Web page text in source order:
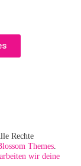
Rechte
Themes.
wir deine